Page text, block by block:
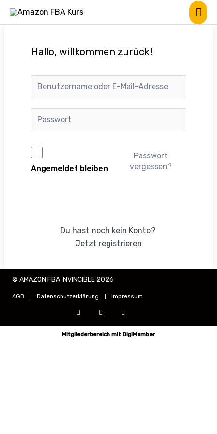
Hallo, willkommen zurück!
Angemeldet bleiben
Passwort
vergessen?
Du hast noch kein Konto?
Jetzt registrieren
© AMAZON FBA INVINCIBLE 2026
AGB Datenschutzerklärung Impressum
Mitgliederbereich mit DigiMember